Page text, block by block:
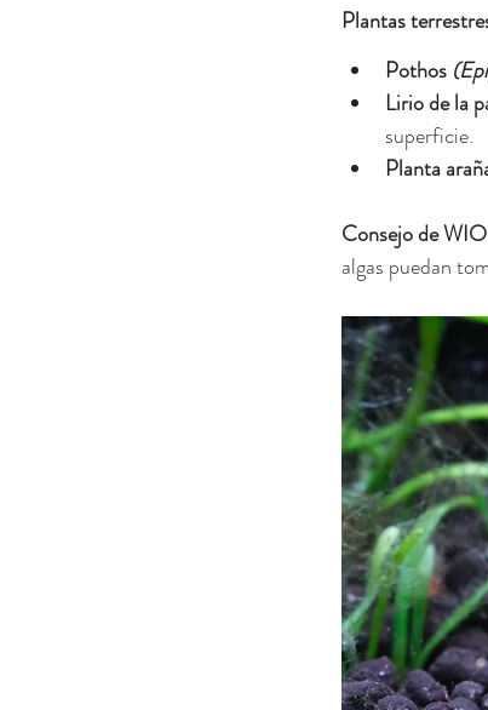
Plantas
Pothos
Lirio de la
superficie.
Planta
Consejo de
algas puedan